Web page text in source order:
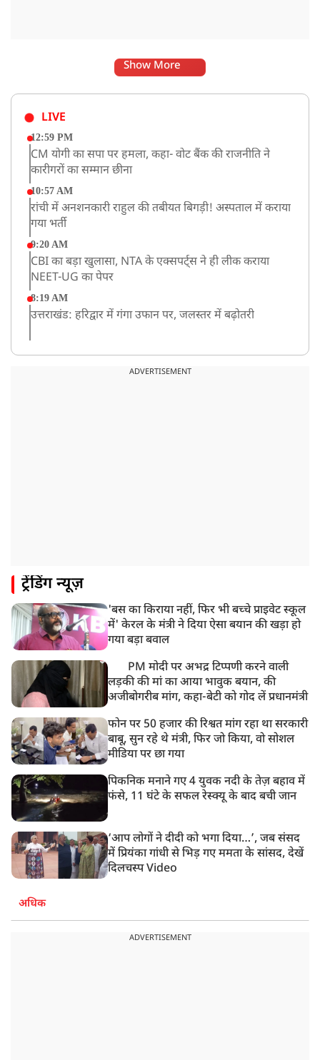
Show More
LIVE
12:59 PM
CM योगी का सपा पर हमला, कहा- वोट बैंक की राजनीति ने
कारीगरों का सम्मान छीना
10:57 AM
रांची में अनशनकारी राहुल की तबीयत बिगड़ी! अस्पताल में कराया
गया भर्ती
9:20 AM
CBI का बड़ा खुलासा, NTA के एक्सपर्ट्स ने ही लीक कराया
NEET-UG का पेपर
8:19 AM
उत्तराखंड: हरिद्वार में गंगा उफान पर, जलस्तर में बढ़ोतरी
UP: लखनऊ में चलती कार में लगी आग, युवक की जिंदा जलकर
ADVERTISEMENT
ट्रेंडिंग न्यूज़
'बस का किराया नहीं, फिर भी बच्चे प्राइवेट स्कूल
में' केरल के मंत्री ने दिया ऐसा बयान की खड़ा हो
गया बड़ा बवाल
PM मोदी पर अभद्र टिप्पणी करने वाली
लड़की की मां का आया भावुक बयान, की
अजीबोगरीब मांग, कहा-बेटी को गोद लें प्रधानमंत्री
फोन पर 50 हजार की रिश्वत मांग रहा था सरकारी
बाबू, सुन रहे थे मंत्री, फिर जो किया, वो सोशल
मीडिया पर छा गया
पिकनिक मनाने गए 4 युवक नदी के तेज़ बहाव में
फंसे, 11 घंटे के सफल रेस्क्यू के बाद बची जान
‘आप लोगों ने दीदी को भगा दिया…’, जब संसद
में प्रियंका गांधी से भिड़ गए ममता के सांसद, देखें
दिलचस्प Video
अधिक
ADVERTISEMENT